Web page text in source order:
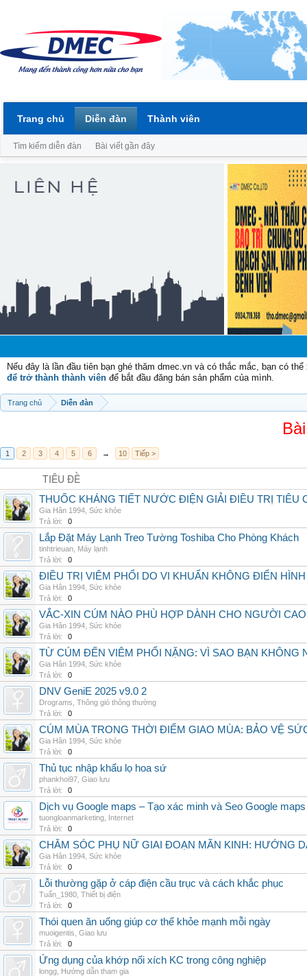
Nếu đây là lần đầu tiên bạn ghé thăm dmec.vn và có thắc mắc, bạn có
để trở thành thành viên để bắt đầu đăng bán sản phẩm của mình.
Trang chủ Diễn đàn
1 2 3 4 5 6 → 10 Tiếp >
TIÊU ĐỀ
THUỐC KHÁNG TIẾT NƯỚC ĐIỆN GIẢI ĐIỀU TRỊ TIÊU
Gia Hân 1994 Sức khỏe
Trả lời:
0
Lắp Đặt Máy Lạnh Treo Tường Toshiba Cho Phòng Khách
tinhtrieuan Máy lạnh
Trả lời:
0
ĐIỀU TRỊ VIÊM PHỔI DO VI KHUẨN KHÔNG ĐIỂN
Gia Hân 1994 Sức khỏe
Trả lời:
0
VẮC-XIN CÚM NÀO PHÙ HỢP DÀNH CHO NGƯỜI
Gia Hân 1994 Sức khỏe
Trả lời:
0
TỪ CÚM ĐẾN VIÊM PHỔI NẶNG: VÌ SAO BẠN KHÔNG
Gia Hân 1994 Sức khỏe
Trả lời:
0
DNV GeniE 2025 v9.0 2
Drograms Thông gió thông thường
Trả lời:
0
CÚM MÙA TRONG THỜI ĐIỂM GIAO MÙA: BẢO VỆ
Gia Hân 1994 Sức khỏe
Trả lời:
0
Thủ tục nhập khẩu lọ hoa sứ
phankhoi97 Giao lưu
Trả lời:
0
Dịch vụ Google maps – Tạo xác minh và Seo Google
tuongloanmarketing Internet
Trả lời:
0
CHĂM SÓC PHỤ NỮ GIAI ĐOẠN MÃN KINH: HƯỚNG
Gia Hân 1994 Sức khỏe
Trả lời:
0
Lỗi thường gặp ở cáp điện cầu trục và cách khắc phục
Tuấn_1980 Thiết bị điện
Trả lời:
0
Thói quen ăn uống giúp cơ thể khỏe mạnh mỗi ngày
muoigentis Giao lưu
Trả lời:
0
Ứng dụng của khớp nối xích KC trong công nghiệp
longg Hướng dẫn tham gia
Trang chủ Diễn đàn
Tìm kiếm diễn đàn Bài viết gần đây
Thành viên